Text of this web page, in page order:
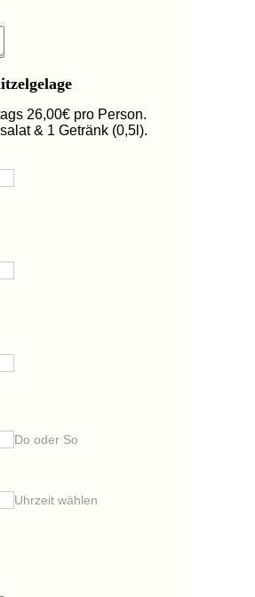
26,00€ pro Person.
& 1 Getränk (0,5l).
Do oder So
Uhrzeit wählen